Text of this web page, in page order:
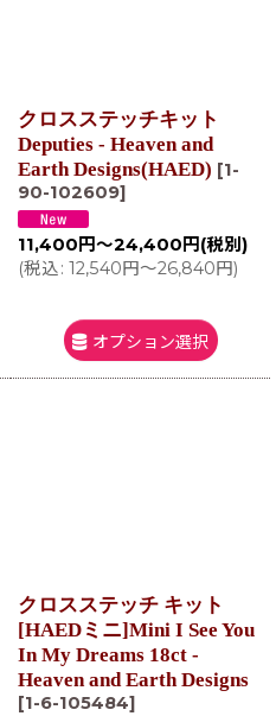
クロスステッチキット
Deputies - Heaven and
Earth Designs(HAED) [1-
90-102609]
11,400 円～24,400 円 (税別)
(税込: 12,540円～26,840円)
オプション選択
クロスステッチ キット
[HAEDミニ]Mini I See You
In My Dreams 18ct -
Heaven and Earth Designs
[1-6-105484]